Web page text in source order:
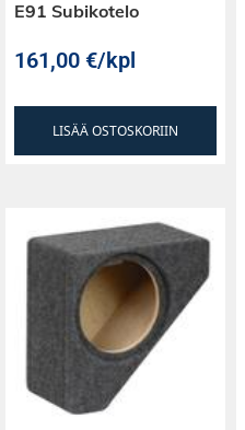
E91 Subikotelo
161,00€/kpl
LISÄÄ OSTOSKORIIN